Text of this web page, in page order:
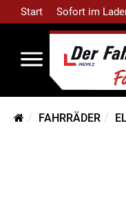
Start Sofort im
FAHRRÄDER